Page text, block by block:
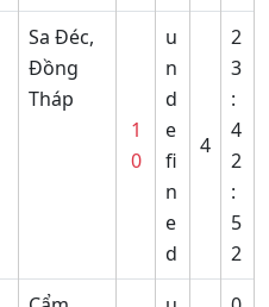
Sa Đéc,
Đồng
Tháp
1
0
u
n
d
e
fi
n
e
d
4
2
3
:
4
2
:
5
2